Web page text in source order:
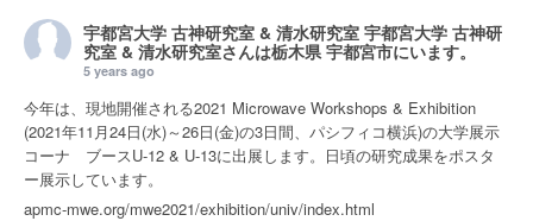
宇都宮大学 古神研究室 & 清水研究室 宇都宮大学 古神研
究室 & 清水研究室さんは栃木県 宇都宮市にいます。
5 years ago
今年は、現地開催される2021 Microwave Workshops & Exhibition
(2021年11月24日(水)～26日(金)の3日間、パシフィコ横浜)の大学展示
コーナ ブースU-12 & U-13に出展します。日頃の研究成果をポスタ
ー展示しています。
apmc-mwe.org/mwe2021/exhibition/univ/index.html